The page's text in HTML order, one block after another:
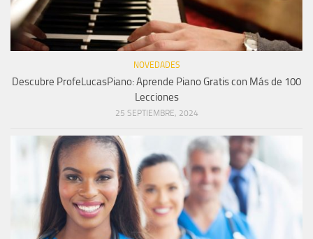
NOVEDADES
Descubre ProfeLucasPiano: Aprende Piano Gratis con Más de 100
Lecciones
25 SEPTIEMBRE, 2024